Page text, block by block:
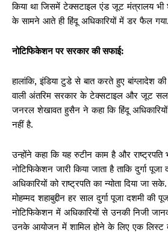
किया था जिसमें टेक्सटाइल एंड जूट मंत्रालय भी
के सामने आते ही हिंदू अधिकारियों में डर फैल गया.
नोटिफिकेशन पर सरकार की सफाई:
हालांकि, इंडिया टुडे से बात करते हुए बांग्लादेश
वाली अंतरिम सरकार के टेक्सटाइल और जूट
जनरल शेखावत हुसैन ने कहा कि हिंदू
नहीं है.
उन्होंने कहा कि यह रुटीन काम है और
नोटिफिकेशन जारी किया जाता है ताकि दुर्गा
अधिकारियों को राष्ट्रपति का न्योता दिया जा
मोहम्मद शहाबुद्दीन हर साल दुर्गा पूजा दशमी
नोटिफिकेशन में अधिकारियों से उनकी निजी
उनके आयोजन में शामिल होने के लिए एक लिस्ट